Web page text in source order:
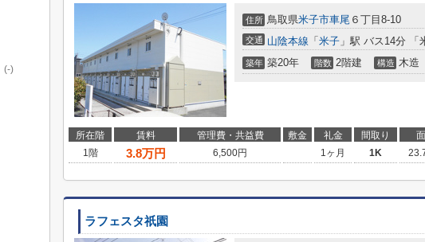
住所 鳥取県米子市車尾 ６丁目8-10
交通 山陰本線 「 米子 」駅 バス14分 「
築年 築20年 階数 2階建 構造 木造
所在階 賃料 管理費・共益費 敷金 礼金 間取り
1階
3.8万円 6,500円 1ヶ月 1K
ラフェスタ祇園
(-)